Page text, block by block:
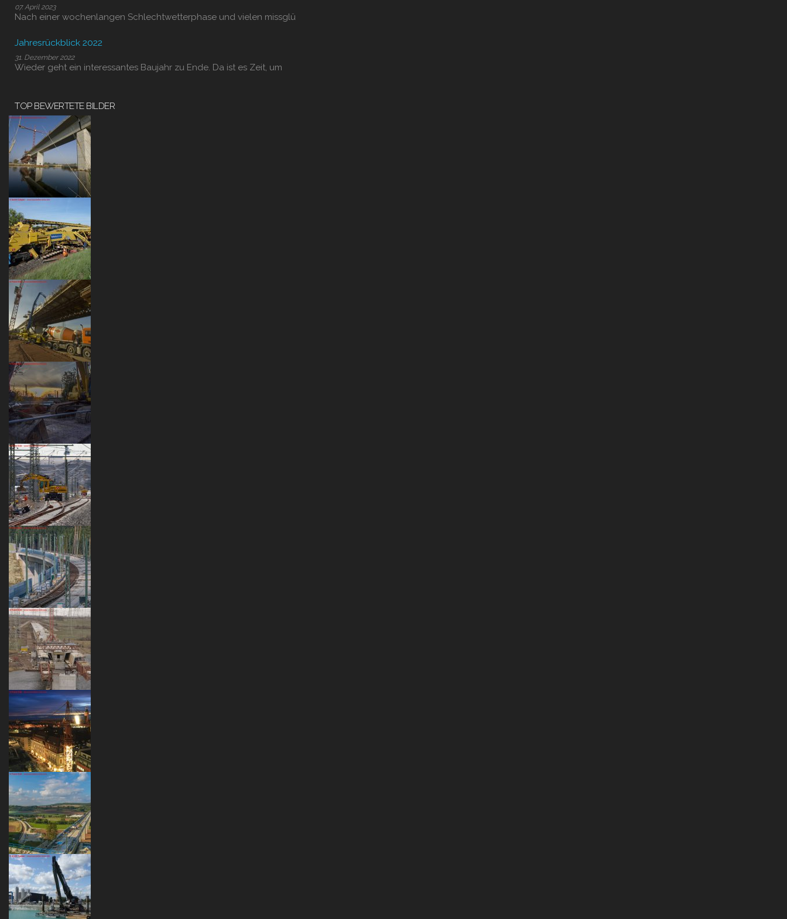
07. April 2023
Nach einer wochenlangen Schlechtwetterphase und vielen missglü
Jahresrückblick 2022
31. Dezember 2022
Wieder geht ein interessantes Baujahr zu Ende. Da ist es Zeit, um
TOP BEWERTETE BILDER